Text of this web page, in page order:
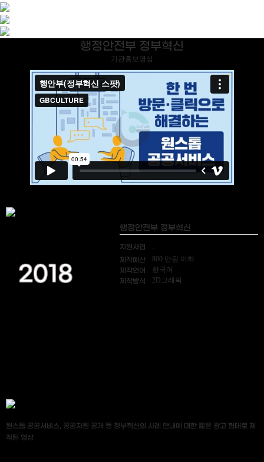
행정안전부 정부혁신
기관홍보영상
2018
행정안전부 정부혁신
지원사업 -
제작예산 800 만원 이하
제작언어 한국어
제작방식 2D그래픽
원스톱 공공서비스, 공공자원 공개 등 정부혁신의 사례 안내에 대한 짧은 광고 형태로 제
작된 영상